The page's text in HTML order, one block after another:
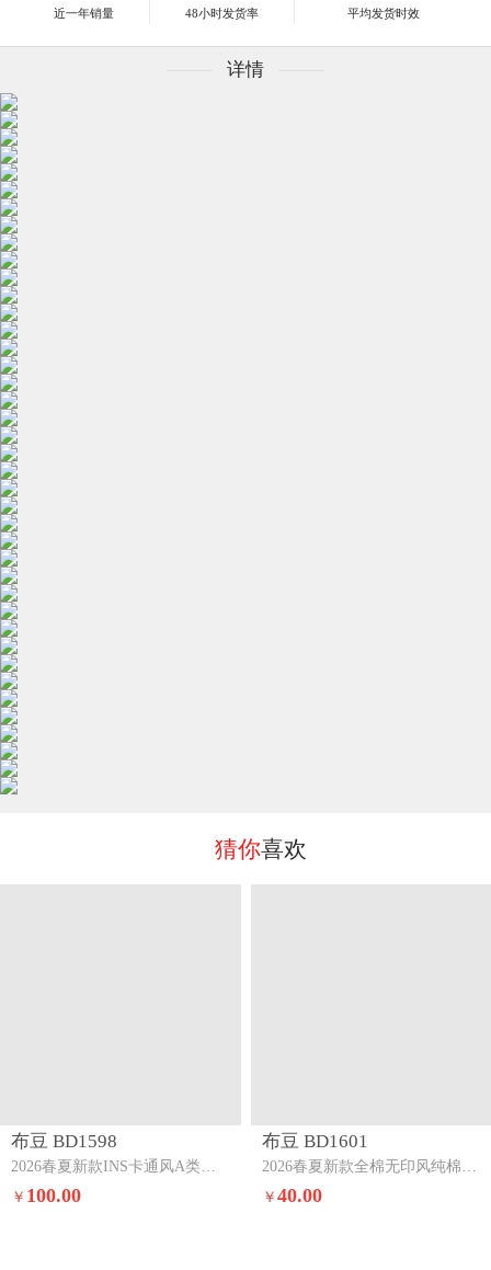
近一年销量 48小时发货率 平均发货时效
详情
猜你喜欢
布豆 BD1598
2026春夏新款INS卡通风A类全棉双层纱三四件套紫雾清秋
￥ 100.00
布豆 BD1601
2026春夏新款全棉无印风纯棉三四件套保罗
￥ 40.00